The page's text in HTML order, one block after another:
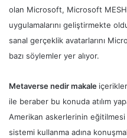
olan Microsoft, Microsoft
uygulamalarını geliştirmekte
sanal gerçeklik avatarlarını
bazı söylemler yer alıyor.
Metaverse nedir makale
ile beraber bu konuda atılım
Amerikan askerlerinin
sistemi kullanma adına